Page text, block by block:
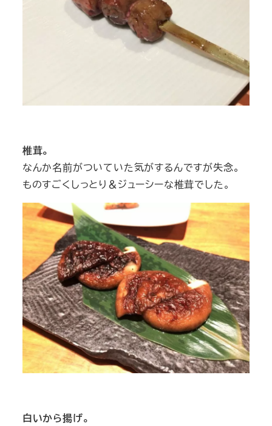
椎茸。
なんか名前がついていた気がするんですが失念。
ものすごくしっとり＆ジューシーな椎茸でした。
白いから揚げ。